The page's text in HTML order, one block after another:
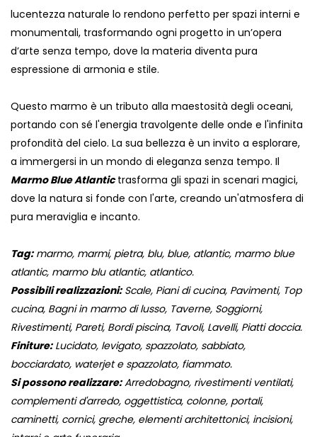
lucentezza naturale lo rendono perfetto per spazi interni e
monumentali, trasformando ogni progetto in un’opera
d’arte senza tempo, dove la materia diventa pura
espressione di armonia e stile.
Questo marmo è un tributo alla maestosità degli oceani,
portando con sé l'energia travolgente delle onde e l'infinita
profondità del cielo. La sua bellezza è un invito a esplorare,
a immergersi in un mondo di eleganza senza tempo. Il
Marmo Blue Atlantictrasforma gli spazi in scenari magici,
dove la natura si fonde con l'arte, creando un'atmosfera di
pura meraviglia e incanto.
Tag:marmo, marmi, pietra, blu, blue, atlantic, marmo blue
atlantic, marmo blu atlantic, atlantico.
Possibili realizzazioni:Scale, Piani di cucina, Pavimenti, Top
cucina, Bagni in marmo di lusso, Taverne, Soggiorni,
Rivestimenti, Pareti, Bordi piscina, Tavoli, Lavelli, Piatti doccia.
Finiture:Lucidato, levigato, spazzolato, sabbiato,
bocciardato, waterjet e spazzolato, fiammato.
Si possono realizzare:Arredobagno, rivestimenti ventilati,
complementi d'arredo, oggettistica, colonne, portali,
caminetti, cornici, greche, elementi architettonici, incisioni,